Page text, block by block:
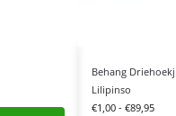
Behang
Lilipinso
€1,00 - €89,95